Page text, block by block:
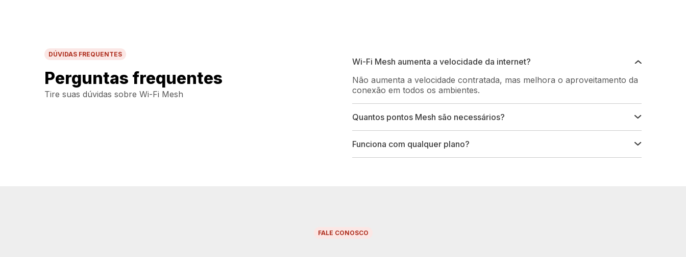
DÚVIDAS FREQUENTES
Perguntas frequentes
Tire suas dúvidas sobre Wi-Fi Mesh
Wi-Fi Mesh aumenta a velocidade da internet?
Não aumenta a velocidade contratada, mas melhora o aproveitamento da
conexão em todos os ambientes.
Quantos pontos Mesh são necessários?
Funciona com qualquer plano?
FALE CONOSCO